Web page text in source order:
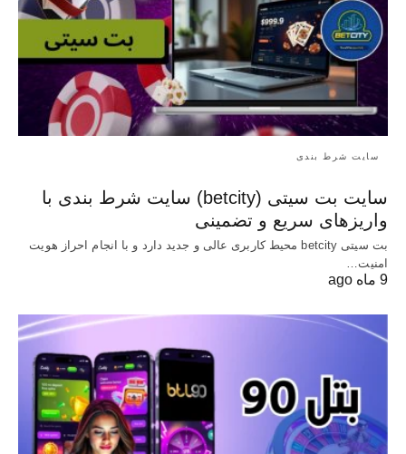
سایت شرط بندی
سایت بت سیتی (betcity) سایت شرط بندی با
واریزهای سریع و تضمینی
بت سیتی betcity محیط کاربری عالی و جدید دارد و با انجام احراز هویت
امنیت…
9 ماه ago